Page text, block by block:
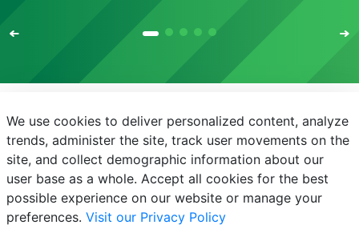
E-mail Telefonkönyv NEPTUN
E-learning
Bejelentkezés
Adatvédelem
We use cookies to deliver personalized content, analyze
trends, administer the site, track user movements on the
site, and collect demographic information about our
user base as a whole. Accept all cookies for the best
possible experience on our website or manage your
preferences. Visit our Privacy Policy